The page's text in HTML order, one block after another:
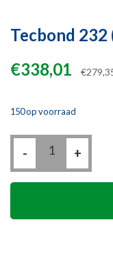
Tecbond 232
€338,01 €
150 op voorraad
-
Tecbond
232
mm)
aantal
+